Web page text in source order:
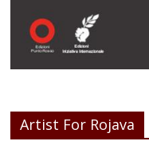
Artist For Rojava